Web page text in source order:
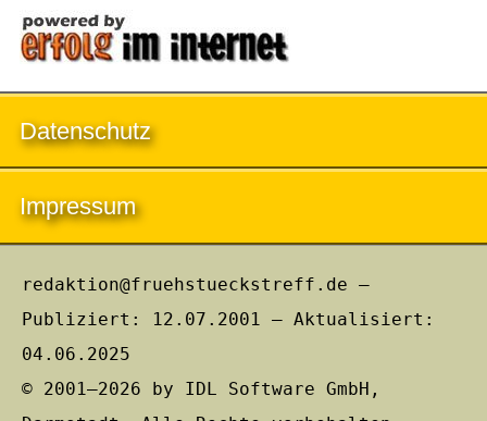
Datenschutz
Impressum
redaktion@fruehstueckstreff.de –
Publiziert: 12.07.2001 – Aktualisiert:
04.06.2025
© 2001–2026 by IDL Software GmbH,